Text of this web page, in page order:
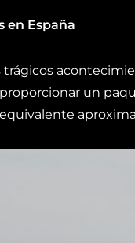
en España
trágicos
un